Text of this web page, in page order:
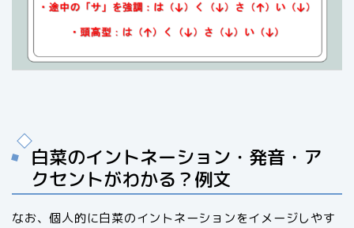
白菜のイントネーション・発音・ア
クセントがわかる？例文
なお、個人的に白菜のイントネーションをイメージしやす